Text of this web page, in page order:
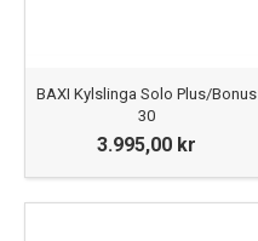
BAXI Kylslinga Solo Plus/Bonus
30
3.995,00 kr